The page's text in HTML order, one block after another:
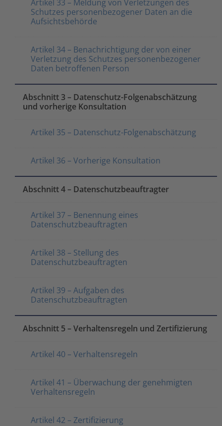
Artikel 33 – Meldung von Verletzungen des
Schutzes personenbezogener Daten an die
Aufsichtsbehörde
Artikel 34 – Benachrichtigung der von einer
Verletzung des Schutzes personenbezogener
Daten betroffenen Person
Abschnitt 3 – Datenschutz-Folgenabschätzung
und vorherige Konsultation
Artikel 35 – Datenschutz-Folgenabschätzung
Artikel 36 – Vorherige Konsultation
Abschnitt 4 – Datenschutzbeauftragter
Artikel 37 – Benennung eines
Datenschutzbeauftragten
Artikel 38 – Stellung des
Datenschutzbeauftragten
Artikel 39 – Aufgaben des
Datenschutzbeauftragten
Abschnitt 5 – Verhaltensregeln und Zertifizierung
Artikel 40 – Verhaltensregeln
Artikel 41 – Überwachung der genehmigten
Verhaltensregeln
Artikel 42 – Zertifizierung